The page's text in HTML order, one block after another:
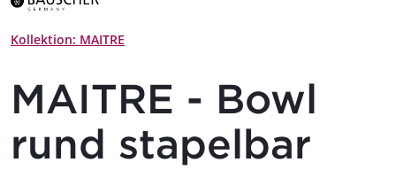
Kollektion: MAITRE
MAITRE - Bowl
rund stapelbar